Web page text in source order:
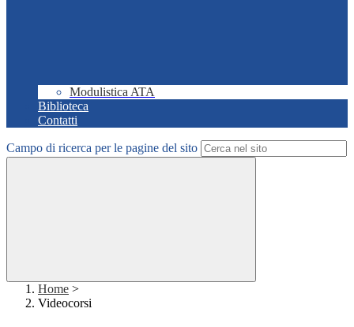
Modulistica ATA
Biblioteca
Contatti
Campo di ricerca per le pagine del sito
Home >
Videocorsi